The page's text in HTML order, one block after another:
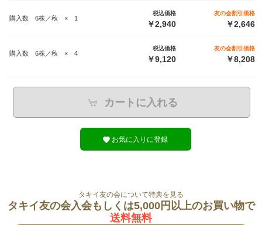
購入数 6株／秋 × 1
税込価格
￥2,940
友の会割引価格
￥2,646
購入数 6株／秋 × 4
税込価格
￥9,120
友の会割引価格
￥8,208
カートに入れる
お気に入りに登録
タキイ友の会について特典を見る
タキイ友の会入会もしくは5,000円以上のお買い物で
送料無料